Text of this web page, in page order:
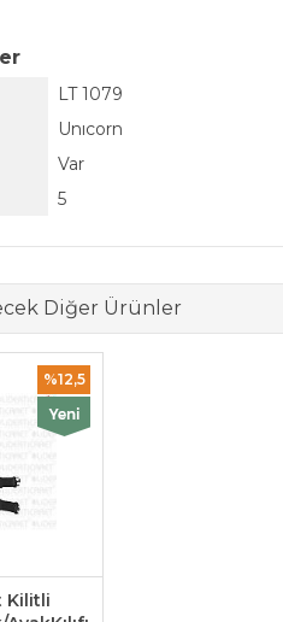
LT 1079
Unıcorn
Var
5
Diğer Ürünler
%12,5
Kilitli